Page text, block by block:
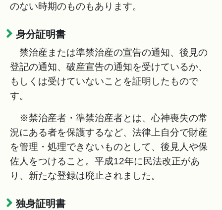
のない時期のものもあります。
身分証明書
禁治産または準禁治産の宣告の通知、後見の
登記の通知、破産宣告の通知を受けているか、
もしくは受けていないことを証明したもので
す。
※禁治産者・準禁治産者とは、心神喪失の常
況にある者を保護するなど、法律上自分で財産
を管理・処理できないものとして、後見人や保
佐人をつけること。平成12年に民法改正があ
り、新たな登録は廃止されました。
独身証明書